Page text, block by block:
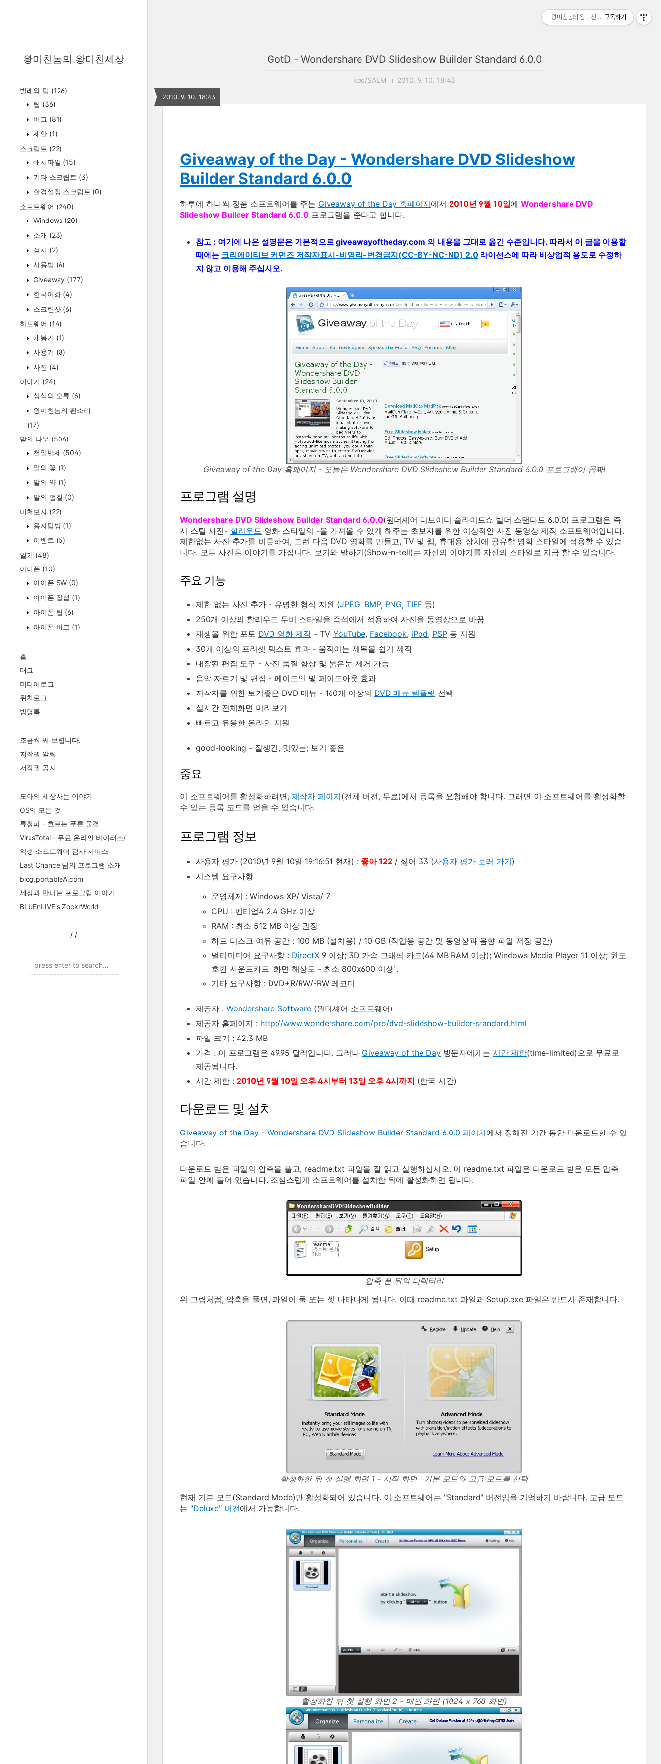
왕미친놈의 왕미친세상
벌레와 팁 (126)
팁 (36)
버그 (81)
제안 (1)
스크립트 (22)
배치파일 (15)
기타 스크립트 (3)
환경설정 스크립트 (0)
소프트웨어 (240)
Windows (20)
소개 (23)
설치 (2)
사용법 (6)
Giveaway (177)
한국어화 (4)
스크린샷 (6)
하드웨어 (14)
개봉기 (1)
사용기 (8)
사진 (4)
이야기 (24)
상식의 오류 (6)
왕미친놈의 흰소리
(17)
말의 나무 (506)
천일번제 (504)
말의 꽃 (1)
말의 약 (1)
말의 껍질 (0)
미쳐보자 (22)
용자탐방 (1)
이벤트 (5)
일기 (48)
아이폰 (10)
아이폰 SW (0)
아이폰 잡설 (1)
아이폰 팁 (6)
아이폰 버그 (1)
홈
태그
미디어로그
위치로그
방명록
조금씩 써 보렵니다.
저작권 알림
저작권 공지
도아의 세상사는 이야기
OS의 모든 것
류청파 - 흐르는 푸른 물결
VirusTotal - 무료 온라인 바이러스/
악성 소프트웨어 검사 서비스
Last Chance 님의 프로그램 소개
blog.portableA.com
세상과 만나는 프로그램 이야기
BLUEnLIVE's ZockrWorld
/ /
GotD - Wondershare DVD Slideshow Builder Standard 6.0.0
koc/SALM 2010. 9. 10. 18:43
2010. 9. 10. 18:43
Giveaway of the Day - Wondershare DVD Slideshow
Builder Standard 6.0.0
하루에 하나씩 정품 소프트웨어를 주는 Giveaway of the Day 홈페이지에서 2010년 9월 10일에 Wondershare DVD
Slideshow Builder Standard 6.0.0 프로그램을 준다고 합니다.
참고 : 여기에 나온 설명문은 기본적으로 giveawayoftheday.com 의 내용을 그대로 옮긴 수준입니다. 따라서 이 글을 이용할
때에는 크리에이티브 커먼즈 저작자표시-비영리-변경금지(CC-BY-NC-ND) 2.0 라이선스에 따라 비상업적 용도로 수정하
지 않고 이용해 주십시오.
Giveaway of the Day 홈페이지 - 오늘은 Wondershare DVD Slideshow Builder Standard 6.0.0 프로그램이 공짜!
프로그램 설명
Wondershare DVD Slideshow Builder Standard 6.0.0(원더셰어 디브이디 슬라이드쇼 빌더 스탠다드 6.0.0) 프로그램은 즉
시 스틸 사진- 할리우드 영화 스타일의 -을 가져올 수 있게 해주는 초보자를 위한 이상적인 사진 동영상 제작 소프트웨어입니다.
제한없는 사진 추가를 비롯하여, 그런 다음 DVD 영화를 만들고, TV 및 웹, 휴대용 장치에 공유할 영화 스타일에 적용할 수 있습
니다. 모든 사진은 이야기를 가집니다. 보기와 말하기(Show-n-tell)는 자신의 이야기를 자신의 스타일로 지금 할 수 있습니다.
주요 기능
제한 없는 사진 추가 - 유명한 형식 지원 (JPEG, BMP, PNG, TIFF 등)
250개 이상의 할리우드 무비 스타일을 즉석에서 적용하여 사진을 동영상으로 바꿈
재생을 위한 포토 DVD 영화 제작 - TV, YouTube, Facebook, iPod, PSP 등 지원
30개 이상의 프리셋 텍스트 효과 - 움직이는 제목을 쉽게 제작
내장된 편집 도구 - 사진 품질 향상 및 붉은눈 제거 가능
음악 자르기 및 편집 - 페이드인 및 페이드아웃 효과
저작자를 위한 보기좋은 DVD 메뉴 - 160개 이상의 DVD 메뉴 템플릿 선택
실시간 전체화면 미리보기
빠르고 유용한 온라인 지원
good-looking - 잘생긴, 멋있는; 보기 좋은
중요
이 소프트웨어를 활성화하려면, 제작자 페이지(전체 버전, 무료)에서 등록을 요청해야 합니다. 그러면 이 소프트웨어를 활성화할
수 있는 등록 코드를 얻을 수 있습니다.
프로그램 정보
사용자 평가 (2010년 9월 10일 19:16:51 현재) : 좋아 122 / 싫어 33 (사용자 평가 보러 가기)
시스템 요구사항
운영체제 : Windows XP/ Vista/ 7
CPU : 펜티엄4 2.4 GHz 이상
RAM : 최소 512 MB 이상 권장
하드 디스크 여유 공간 : 100 MB (설치용) / 10 GB (작업용 공간 및 동영상과 음향 파일 저장 공간)
멀티미디어 요구사항 : DirectX 9 이상; 3D 가속 그래픽 카드(64 MB RAM 이상); Windows Media Player 11 이상; 윈도
호환 사운드카드; 화면 해상도 - 최소 800x600 이상1.
기타 요구사항 : DVD+R/RW/-RW 레코더
제공자 : Wondershare Software (원더셰어 소프트웨어)
제공자 홈페이지 : http://www.wondershare.com/pro/dvd-slideshow-builder-standard.html
파일 크기 : 42.3 MB
가격 : 이 프로그램은 49.95 달러입니다. 그러나 Giveaway of the Day 방문자에게는 시간 제한(time-limited)으로 무료로
제공됩니다.
시간 제한 : 2010년 9월 10일 오후 4시부터 13일 오후 4시까지 (한국 시간)
다운로드 및 설치
Giveaway of the Day - Wondershare DVD Slideshow Builder Standard 6.0.0 페이지에서 정해진 기간 동안 다운로드할 수 있
습니다.
다운로드 받은 파일의 압축을 풀고, readme.txt 파일을 잘 읽고 실행하십시오. 이 readme.txt 파일은 다운로드 받은 모든 압축
파일 안에 들어 있습니다. 조심스럽게 소프트웨어를 설치한 뒤에 활성화하면 됩니다.
압축 푼 뒤의 디렉터리
위 그림처럼, 압축을 풀면, 파일이 둘 또는 셋 나타나게 됩니다. 이때 readme.txt 파일과 Setup.exe 파일은 반드시 존재합니다.
활성화한 뒤 첫 실행 화면 1 - 시작 화면 : 기본 모드와 고급 모드를 선택
현재 기본 모드(Standard Mode)만 활성화되어 있습니다. 이 소프트웨어는 "Standard" 버전임을 기억하기 바랍니다. 고급 모드
는 "Deluxe" 버전에서 가능합니다.
활성화한 뒤 첫 실행 화면 2 - 메인 화면 (1024 x 768 화면)
왕미친놈의 왕미친세상구독하기